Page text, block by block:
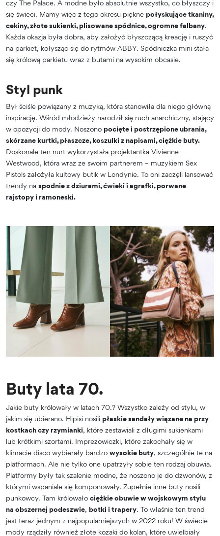
czy The Palace. A modne było absolutnie wszystko, co błyszczy i
się świeci. Mamy więc z tego okresu piękne połyskujące tkaniny,
cekiny, złote sukienki, plisowane spódnice, ogromne falbany.
Każda okazja była dobra, aby założyć błyszczącą kreację i ruszyć
na parkiet, kołysząc się do rytmów ABBY. Spódniczka mini stała
się królową parkietu wraz z butami na wysokim obcasie.
Styl punk
Był ściśle powiązany z muzyką, która stanowiła dla niego główną
inspirację. Wśród młodzieży narodził się ruch anarchiczny, stający
w opozycji do mody. Noszono pocięte i postrzępione ubrania,
skórzane kurtki, płaszcze, koszulki z napisami, ciężkie buty.
Doskonale ten nurt wykorzystała projektantka Vivienne
Westwood, która wraz ze swoim partnerem – muzykiem Sex
Pistols założyła kultowy butik w Londynie. To oni zaczęli lansować
trendy na spodnie z dziurami, ćwieki i agrafki, porwane
rajstopy i ramoneski.
Buty lata 70.
Jakie buty królowały w latach 70.? Wszystko zależy od stylu, w
jakim się ubierano. Hipisi nosili płaskie sandały wiązane na przy
kostkach czy rzymianki, które zestawiali z długimi sukienkami
lub krótkimi szortami. Imprezowiczki, które zakochały się w
klimacie disco wybierały bardzo wysokie buty, szczególnie te na
platformach. Ale nie tylko one upatrzyły sobie ten rodzaj obuwia.
Platformy były tak szalenie modne, że noszono je do dzwonów, z
którymi wspaniale się komponowały. Zupełnie inne buty nosili
punkowcy. Tam królowało ciężkie obuwie w wojskowym stylu
na obszernej podeszwie, botki i trapery. To właśnie ten trend
jest teraz jednym z najpopularniejszych w 2022 roku! W świecie
mody rządziły również złote kozaki do kolan, które uwielbiały